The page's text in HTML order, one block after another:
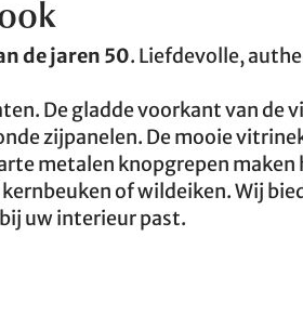
de jaren 50. Liefdevolle,
De gladde voorkant van de
zijpanelen. De mooie
metalen knopgrepen maken
of wildeiken. Wij
uw interieur past.